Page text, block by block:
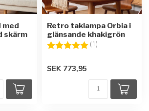
med
skärm
Retro taklampa Orbia i
glänsande khakigrön
Betyg:
(1)
SEK 773,95